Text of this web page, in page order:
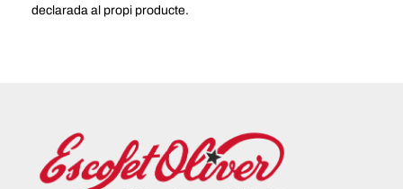
declarada al propi producte.